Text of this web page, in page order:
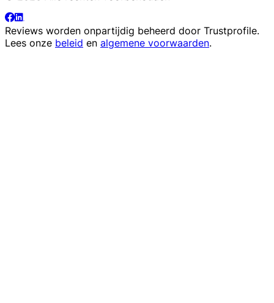
Reviews worden onpartijdig beheerd door Trustprofile.
Lees onze beleid en algemene voorwaarden.